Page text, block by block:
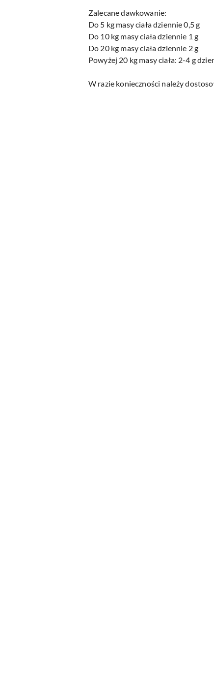
Zalecane dawkowanie:
Do 5 kg masy ciała dziennie 0,5 g
Do 10 kg masy ciała dziennie 1 g
Do 20 kg masy ciała dziennie 2 g
Powyżej 20 kg masy ciała: 2-4 g
W razie konieczności należy